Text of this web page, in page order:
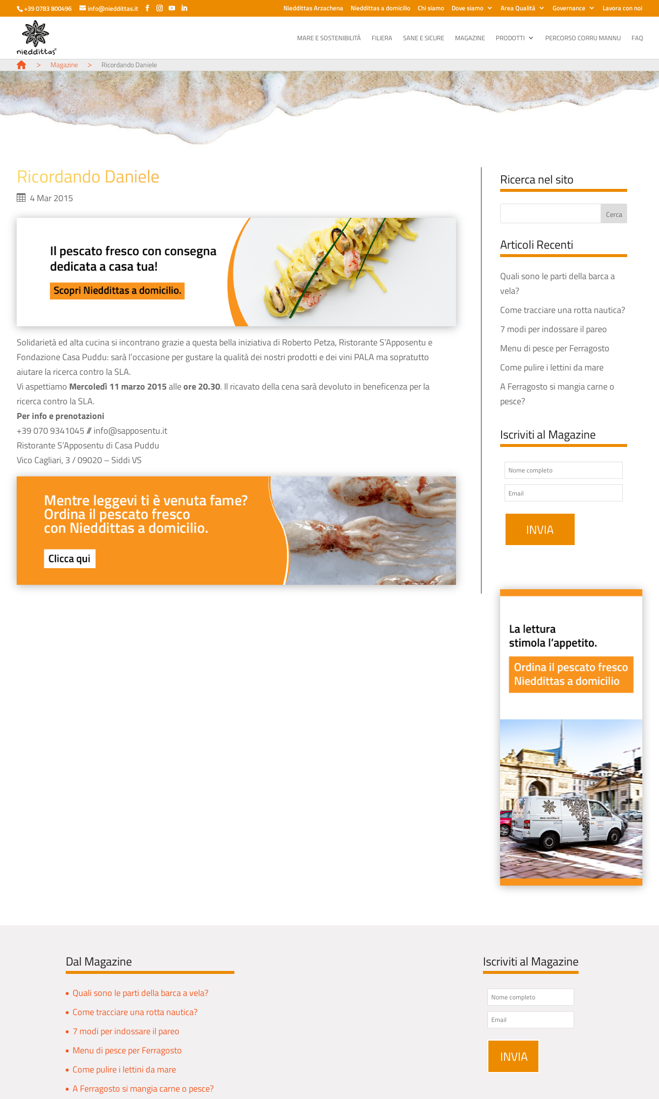
+39 0783 800496 info@nieddittas.it Nieddittas Arzachena Nieddittas a domicilio Chi siamo Dove siamo Area Qualità Governance Lavora con noi
MARE E SOSTENIBILITÀ FILIERA SANE E SICURE MAGAZINE PRODOTTI PERCORSO CORRU MANNU FAQ
> Magazine > Ricordando Daniele
Ricordando Daniele
4 Mar 2015
Solidarietà ed alta cucina si incontrano grazie a questa bella iniziativa di Roberto Petza, Ristorante S’Apposentu e
Fondazione Casa Puddu: sarà l’occasione per gustare la qualità dei nostri prodotti e dei vini PALA ma sopratutto
aiutare la ricerca contro la SLA.
Vi aspettiamo Mercoledì 11 marzo 2015alleore 20.30. Il ricavato della cena sarà devoluto in beneficenza per la
ricerca contro la SLA.
Per info e prenotazioni
+39 070 9341045 /// info@sapposentu.it
Ristorante S’Apposentu di Casa Puddu
Vico Cagliari, 3 / 09020 – Siddi VS
Ricerca nel sito
Articoli Recenti
Quali sono le parti della barca a
vela?
Come tracciare una rotta nautica?
7 modi per indossare il pareo
Menu di pesce per Ferragosto
Come pulire i lettini da mare
A Ferragosto si mangia carne o
pesce?
Iscriviti al Magazine
Dal Magazine
Quali sono le parti della barca a vela?
Come tracciare una rotta nautica?
7 modi per indossare il pareo
Menu di pesce per Ferragosto
Come pulire i lettini da mare
A Ferragosto si mangia carne o pesce?
Iscriviti al Magazine